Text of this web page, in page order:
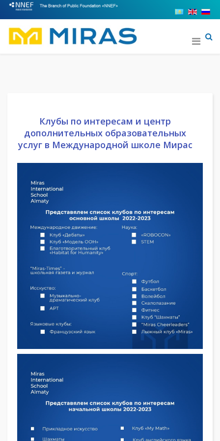
Клубы по интересам и центр
дополнительных образовательных
услуг в Международной школе Мирас